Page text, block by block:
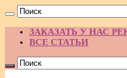
ЗАКАЗАТЬ У НАС
ВСЕ СТАТЬИ